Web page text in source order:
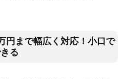
円まで幅広く対応！小口で
る